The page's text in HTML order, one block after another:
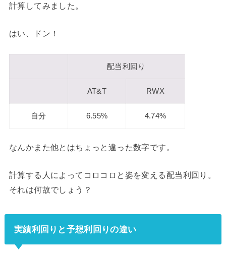
計算してみました。
はい、ドン！
配当利回り
AT&T RWX
自分 6.55% 4.74%
なんかまた他とはちょっと違った数字です。
計算する人によってコロコロと姿を変える配当利回り。
それは何故でしょう？
実績利回りと予想利回りの違い